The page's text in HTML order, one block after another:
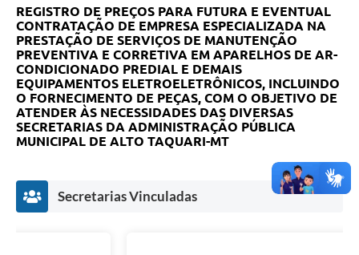
REGISTRO DE PREÇOS PARA FUTURA E EVENTUAL
CONTRATAÇÃO DE EMPRESA ESPECIALIZADA NA
PRESTAÇÃO DE SERVIÇOS DE MANUTENÇÃO
PREVENTIVA E CORRETIVA EM APARELHOS DE AR-
CONDICIONADO PREDIAL E DEMAIS
EQUIPAMENTOS ELETROELETRÔNICOS, INCLUINDO
O FORNECIMENTO DE PEÇAS, COM O OBJETIVO DE
ATENDER ÀS NECESSIDADES DAS DIVERSAS
SECRETARIAS DA ADMINISTRAÇÃO PÚBLICA
MUNICIPAL DE ALTO TAQUARI-MT
Secretarias Vinculadas